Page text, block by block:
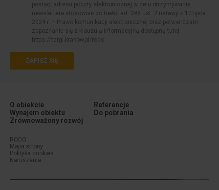
postaci adresu poczty elektronicznej w celu otrzymywania
newslettera stosownie do treści art. 398 ust. 2 ustawy z 12 lipca
2024 r. – Prawo komunikacji elektronicznej oraz potwierdzam
zapoznanie się z klauzulą informacyjną dostępną tutaj:
https://targi.krakow.pl/rodo
ZAPISZ SIĘ
Menu dodatkowe (stopka #1)
O obiekcie
Referencje
Wynajem obiektu
Do pobrania
Zrównoważony rozwój
Menu dodatkowe (stopka #2)
RODO
Mapa strony
Polityka cookies
Naruszenia